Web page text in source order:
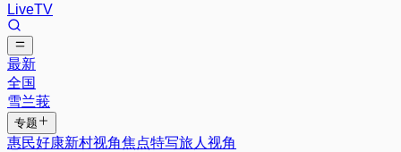
LiveTV
最新
全国
雪兰莪
专题
惠民好康新村视角焦点特写旅人视角